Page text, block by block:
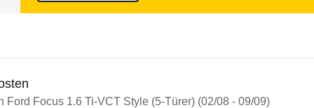
Ford Focus 1.6 Ti-VCT Style (5-Türer) (02/08 - 09/09)